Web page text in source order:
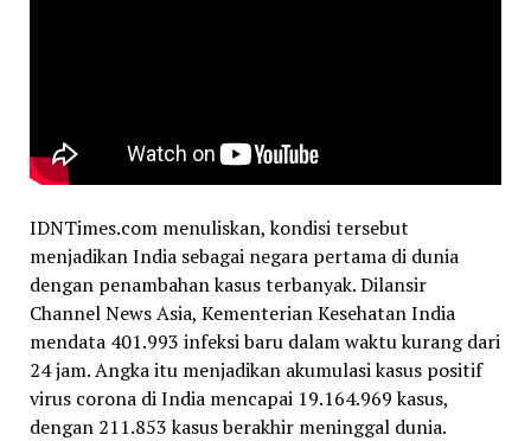
IDNTimes.com menuliskan, kondisi tersebut
menjadikan India sebagai negara pertama di dunia
dengan penambahan kasus terbanyak. Dilansir
Channel News Asia, Kementerian Kesehatan India
mendata 401.993 infeksi baru dalam waktu kurang dari
24 jam. Angka itu menjadikan akumulasi kasus positif
virus corona di India mencapai 19.164.969 kasus,
dengan 211.853 kasus berakhir meninggal dunia.